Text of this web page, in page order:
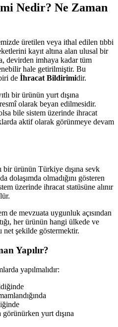
Nedir? Ne Zaman
üretilen veya ithal edilen tıbbi
kayıt altına alan ulusal bir
devirden imhaya kadar tüm
hale getirilmiştir. Bu
de İhracat Bildirimidir.
bir ürünün yurt dışına
olarak beyan edilmesidir.
bile sistem üzerinde ihracat
aktif olarak görünmeye devam
ürünün Türkiye dışına sevk
dolaşımda olmadığını gösteren
üzerinde ihracat statüsüne alınır
de mevzuata uygunluk açısından
her ürünün hangi ülkede ve
şekilde göstermektir.
Yapılır?
yapılmalıdır:
yurt dışına